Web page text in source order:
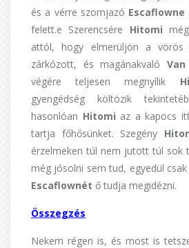
és a vérre szomjazó Escaflowne
felett.e Szerencsére Hitomi
attól, hogy elmerüljön a vörös
zárkózott, és magánakvalóVan
végére teljesen megnyílik
gyengédség költözik
hasonlóan Hitomi az a kapocs
tartja főhősünket. Szegény
érzelmeken túl nem jutott túl sok
még jósolni sem tud, egyedül
Escaflownét ő tudja megidézni.
Összegzés
Nekem régen is, és most is